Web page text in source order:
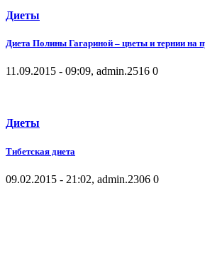
Диеты
Диета Полины Гагариной – цветы и тернии на
11.09.2015 - 09:09, admin.2516 0
Диеты
Тибетская диета
09.02.2015 - 21:02, admin.2306 0